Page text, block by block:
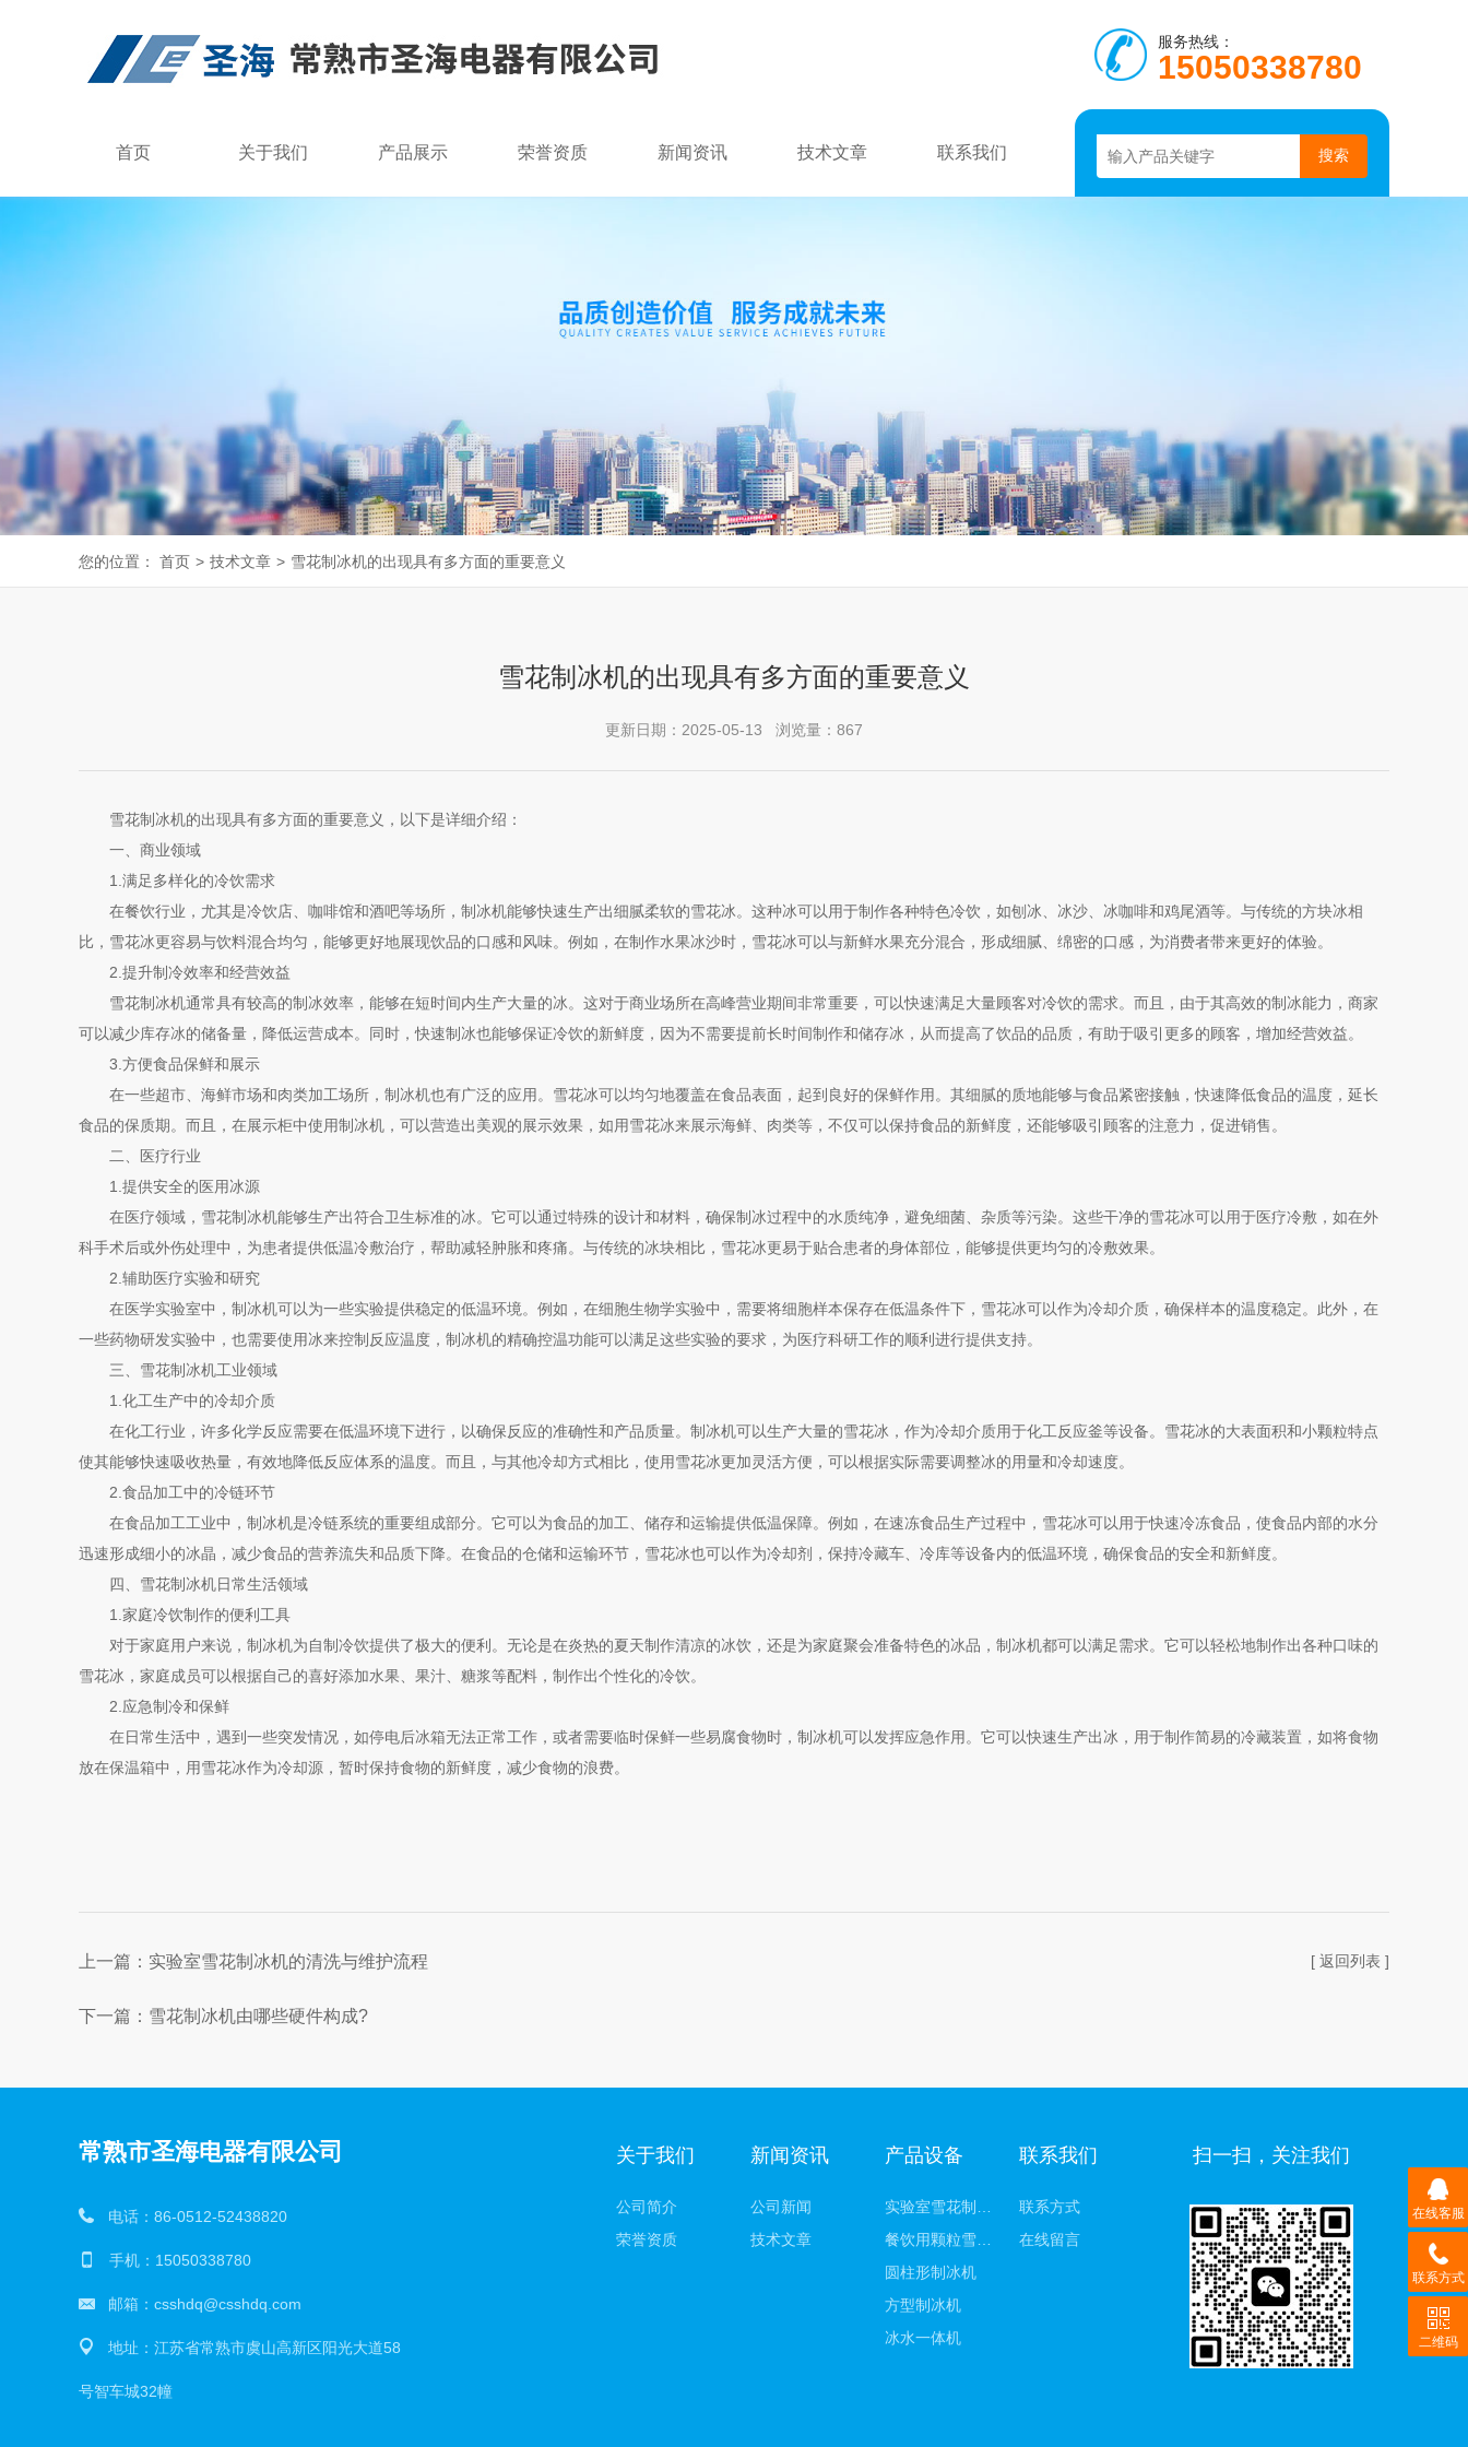
服务热线：
15050338780
首页 关于我们 产品展示 荣誉资质 新闻资讯 技术文章 联系我们
您的位置： 首页 > 技术文章 > 雪花制冰机的出现具有多方面的重要意义
雪花制冰机的出现具有多方面的重要意义
更新日期：2025-05-13 浏览量：867
雪花制冰机的出现具有多方面的重要意义，以下是详细介绍：
一、商业领域
1.满足多样化的冷饮需求
在餐饮行业，尤其是冷饮店、咖啡馆和酒吧等场所，制冰机能够快速生产出细腻柔软的雪花冰。这种冰可以用于制作各种特色冷饮，如刨冰、冰沙、冰咖啡和鸡尾酒等。与传统的方块冰相
比，雪花冰更容易与饮料混合均匀，能够更好地展现饮品的口感和风味。例如，在制作水果冰沙时，雪花冰可以与新鲜水果充分混合，形成细腻、绵密的口感，为消费者带来更好的体验。
2.提升制冷效率和经营效益
雪花制冰机通常具有较高的制冰效率，能够在短时间内生产大量的冰。这对于商业场所在高峰营业期间非常重要，可以快速满足大量顾客对冷饮的需求。而且，由于其高效的制冰能力，商家
可以减少库存冰的储备量，降低运营成本。同时，快速制冰也能够保证冷饮的新鲜度，因为不需要提前长时间制作和储存冰，从而提高了饮品的品质，有助于吸引更多的顾客，增加经营效益。
3.方便食品保鲜和展示
在一些超市、海鲜市场和肉类加工场所，制冰机也有广泛的应用。雪花冰可以均匀地覆盖在食品表面，起到良好的保鲜作用。其细腻的质地能够与食品紧密接触，快速降低食品的温度，延长
食品的保质期。而且，在展示柜中使用制冰机，可以营造出美观的展示效果，如用雪花冰来展示海鲜、肉类等，不仅可以保持食品的新鲜度，还能够吸引顾客的注意力，促进销售。
二、医疗行业
1.提供安全的医用冰源
在医疗领域，雪花制冰机能够生产出符合卫生标准的冰。它可以通过特殊的设计和材料，确保制冰过程中的水质纯净，避免细菌、杂质等污染。这些干净的雪花冰可以用于医疗冷敷，如在外
科手术后或外伤处理中，为患者提供低温冷敷治疗，帮助减轻肿胀和疼痛。与传统的冰块相比，雪花冰更易于贴合患者的身体部位，能够提供更均匀的冷敷效果。
2.辅助医疗实验和研究
在医学实验室中，制冰机可以为一些实验提供稳定的低温环境。例如，在细胞生物学实验中，需要将细胞样本保存在低温条件下，雪花冰可以作为冷却介质，确保样本的温度稳定。此外，在
一些药物研发实验中，也需要使用冰来控制反应温度，制冰机的精确控温功能可以满足这些实验的要求，为医疗科研工作的顺利进行提供支持。
三、雪花制冰机工业领域
1.化工生产中的冷却介质
在化工行业，许多化学反应需要在低温环境下进行，以确保反应的准确性和产品质量。制冰机可以生产大量的雪花冰，作为冷却介质用于化工反应釜等设备。雪花冰的大表面积和小颗粒特点
使其能够快速吸收热量，有效地降低反应体系的温度。而且，与其他冷却方式相比，使用雪花冰更加灵活方便，可以根据实际需要调整冰的用量和冷却速度。
2.食品加工中的冷链环节
在食品加工工业中，制冰机是冷链系统的重要组成部分。它可以为食品的加工、储存和运输提供低温保障。例如，在速冻食品生产过程中，雪花冰可以用于快速冷冻食品，使食品内部的水分
迅速形成细小的冰晶，减少食品的营养流失和品质下降。在食品的仓储和运输环节，雪花冰也可以作为冷却剂，保持冷藏车、冷库等设备内的低温环境，确保食品的安全和新鲜度。
四、雪花制冰机日常生活领域
1.家庭冷饮制作的便利工具
对于家庭用户来说，制冰机为自制冷饮提供了极大的便利。无论是在炎热的夏天制作清凉的冰饮，还是为家庭聚会准备特色的冰品，制冰机都可以满足需求。它可以轻松地制作出各种口味的
雪花冰，家庭成员可以根据自己的喜好添加水果、果汁、糖浆等配料，制作出个性化的冷饮。
2.应急制冷和保鲜
在日常生活中，遇到一些突发情况，如停电后冰箱无法正常工作，或者需要临时保鲜一些易腐食物时，制冰机可以发挥应急作用。它可以快速生产出冰，用于制作简易的冷藏装置，如将食物
放在保温箱中，用雪花冰作为冷却源，暂时保持食物的新鲜度，减少食物的浪费。
上一篇： 实验室雪花制冰机的清洗与维护流程
下一篇： 雪花制冰机由哪些硬件构成?
[ 返回列表 ]
常熟市圣海电器有限公司
电话：86-0512-52438820
手机：15050338780
邮箱：csshdq@csshdq.com
地址：江苏省常熟市虞山高新区阳光大道58
号智车城32幢
扫一扫，关注我们
关于我们
公司简介
荣誉资质
新闻资讯
公司新闻
技术文章
产品设备
圆柱形制冰机
方型制冰机
冰水一体机
联系我们
联系方式
在线留言
在线客服
联系方式
二维码